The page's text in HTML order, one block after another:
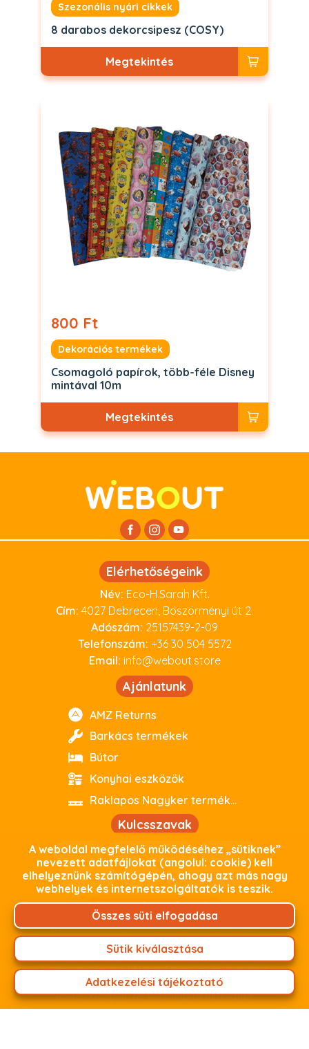
Szezonális nyári cikkek
8 darabos dekorcsipesz (COSY)
Megtekintés
800 Ft
Dekorációs termékek
Csomagoló papírok, több-féle Disney
mintával 10m
Megtekintés
Elérhetőségeink
Név: Eco-H.Sarah Kft.
Cím: 4027 Debrecen, Böszörményi út 2.
Adószám: 25157439-2-09
Telefonszám: +36 30 504 5572
Email: info@webout.store
Ajánlatunk
AMZ Returns
Barkács termékek
Bútor
Konyhai eszközök
Raklapos Nagyker termékeink
Kulcsszavak
webout kiváló minőség
parkside
debrecen
outlet használtoutlet
Biztonságos fizetés
Weboldalunkon minden adat, beleértve az Ön
személyes adatait, titkosított kapcsolaton keresztül
zajlik. Termékeink árát fizetheti online bankkártyás
fizetéssel a Global PAyment gyors és biztonságos
fizetési felületünkön keresztül, vagy személyes átvétel
esetén készpénzzel webshopraktárunkban!
A weboldal megfelelő működéséhez „sütiknek”
nevezett adatfájlokat (angolul: cookie) kell
elhelyeznünk számítógépén, ahogy azt más nagy
webhelyek és internetszolgáltatók is teszik.
Összes süti elfogadása
Sütik kiválasztása
Adatkezelési tájékoztató